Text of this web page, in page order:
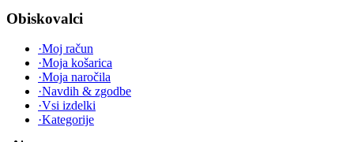
Obiskovalci
·Moj račun
·Moja košarica
·Moja naročila
·Navdih & zgodbe
·Vsi izdelki
·Kategorije